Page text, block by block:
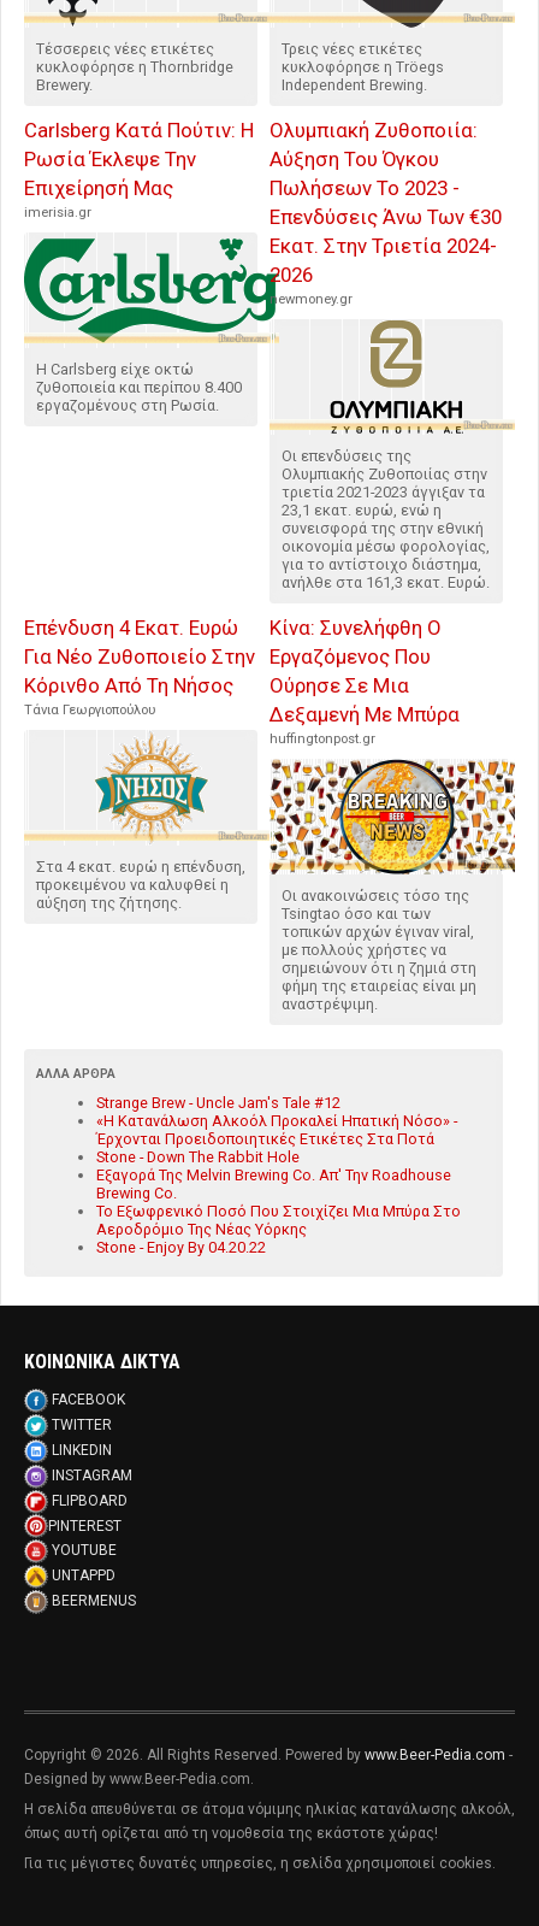
Τέσσερεις νέες ετικέτες
κυκλοφόρησε η Thornbridge
Brewery.
Τρεις νέες ετικέτες
κυκλοφόρησε η Tröegs
Independent Brewing.
Carlsberg Κατά Πούτιν: Η
Ρωσία Έκλεψε Την
Επιχείρησή Μας
imerisia.gr
Η Carlsberg είχε οκτώ
ζυθοποιεία και περίπου 8.400
εργαζομένους στη Ρωσία.
Ολυμπιακή Ζυθοποιία:
Αύξηση Του Όγκου
Πωλήσεων Το 2023 -
Επενδύσεις Άνω Των €30
Εκατ. Στην Τριετία 2024-
2026
newmoney.gr
Οι επενδύσεις της
Ολυμπιακής Ζυθοποιίας στην
τριετία 2021-2023 άγγιξαν τα
23,1 εκατ. ευρώ, ενώ η
συνεισφορά της στην εθνική
οικονομία μέσω φορολογίας,
για το αντίστοιχο διάστημα,
ανήλθε στα 161,3 εκατ. Ευρώ.
Επένδυση 4 Εκατ. Ευρώ
Για Νέο Ζυθοποιείο Στην
Κόρινθο Από Τη Νήσος
Τάνια Γεωργιοπούλου
Στα 4 εκατ. ευρώ η επένδυση,
προκειμένου να καλυφθεί η
αύξηση της ζήτησης.
Κίνα: Συνελήφθη Ο
Εργαζόμενος Που
Ούρησε Σε Μια
Δεξαμενή Με Μπύρα
huffingtonpost.gr
Οι ανακοινώσεις τόσο της
Tsingtao όσο και των
τοπικών αρχών έγιναν viral,
με πολλούς χρήστες να
σημειώνουν ότι η ζημιά στη
φήμη της εταιρείας είναι μη
αναστρέψιμη.
ΆΛΛΑ ΆΡΘΡΑ
Strange Brew - Uncle Jam's Tale #12
«Η Κατανάλωση Αλκοόλ Προκαλεί Ηπατική Νόσο» -
Έρχονται Προειδοποιητικές Ετικέτες Στα Ποτά
Stone - Down The Rabbit Hole
Εξαγορά Της Melvin Brewing Co. Απ' Την Roadhouse
Brewing Co.
Το Εξωφρενικό Ποσό Που Στοιχίζει Μια Μπύρα Στο
Αεροδρόμιο Της Νέας Υόρκης
Stone - Enjoy By 04.20.22
ΚΟΙΝΩΝΙΚΑ ΔΙΚΤΥΑ
FACEBOOK
TWITTER
LINKEDIN
INSTAGRAM
FLIPBOARD
PINTEREST
YOUTUBE
UNTAPPD
BEERMENUS
Copyright © 2026. All Rights Reserved. Powered by www.Beer-Pedia.com -
Designed by www.Beer-Pedia.com.
Η σελίδα απευθύνεται σε άτομα νόμιμης ηλικίας κατανάλωσης αλκοόλ,
όπως αυτή ορίζεται από τη νομοθεσία της εκάστοτε χώρας!
Για τις μέγιστες δυνατές υπηρεσίες, η σελίδα χρησιμοποιεί cookies.